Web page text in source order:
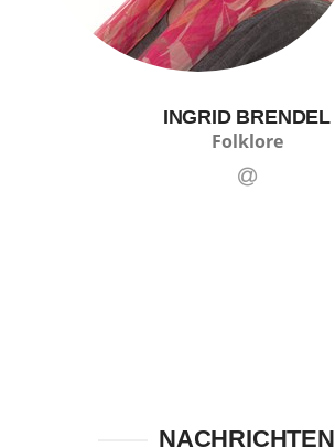
INGRID BRENDEL
Folklore
NACHRICHTEN